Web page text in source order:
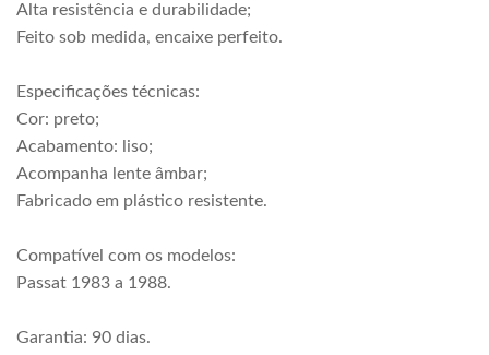
Alta resistência e durabilidade;
Feito sob medida, encaixe perfeito.
Especificações técnicas:
Cor: preto;
Acabamento: liso;
Acompanha lente âmbar;
Fabricado em plástico resistente.
Compatível com os modelos:
Passat 1983 a 1988.
Garantia: 90 dias.